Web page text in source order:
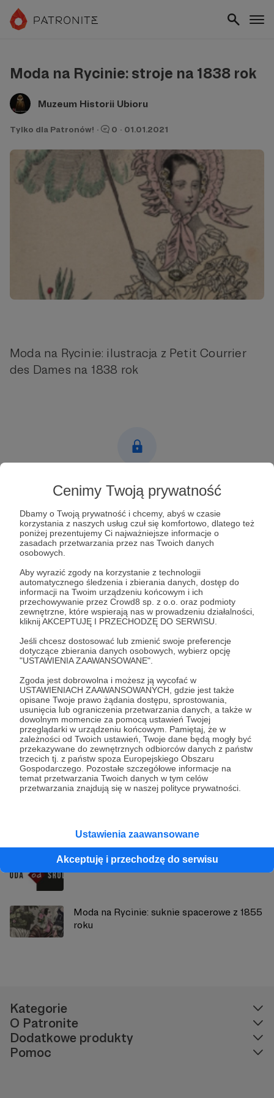
Cenimy Twoją prywatność
Dbamy o Twoją prywatność i chcemy, abyś w czasie
korzystania z naszych usług czuł się komfortowo, dlatego też
poniżej prezentujemy Ci najważniejsze informacje o
zasadach przetwarzania przez nas Twoich danych
osobowych.
Aby wyrazić zgody na korzystanie z technologii
automatycznego śledzenia i zbierania danych, dostęp do
informacji na Twoim urządzeniu końcowym i ich
przechowywanie przez Crowd8 sp. z o.o. oraz podmioty
zewnętrzne, które wspierają nas w prowadzeniu działalności,
kliknij AKCEPTUJĘ I PRZECHODZĘ DO SERWISU.
Jeśli chcesz dostosować lub zmienić swoje preferencje
dotyczące zbierania danych osobowych, wybierz opcję
"USTAWIENIA ZAAWANSOWANE".
Zgoda jest dobrowolna i możesz ją wycofać w
USTAWIENIACH ZAAWANSOWANYCH, gdzie jest także
opisane Twoje prawo żądania dostępu, sprostowania,
usunięcia lub ograniczenia przetwarzania danych, a także w
dowolnym momencie za pomocą ustawień Twojej
przeglądarki w urządzeniu końcowym. Pamiętaj, że w
zależności od Twoich ustawień, Twoje dane będą mogły być
przekazywane do zewnętrznych odbiorców danych z państw
trzecich tj. z państw spoza Europejskiego Obszaru
Gospodarczego. Pozostałe szczegółowe informacje na
temat przetwarzania Twoich danych w tym celów
przetwarzania znajdują się w naszej polityce prywatności.
Ustawienia zaawansowane
Akceptuję i przechodzę do serwisu
Moda na Rycinie: stroje na 1838 rok
Muzeum Historii Ubioru
Tylko dla Patronów! · 0 · 01.01.2021
Moda na Rycinie: ilustracja z Petit Courrier
des Dames na 1838 rok
Post dostępny tylko dla Patronów
Zostań Patronem
Zaloguj się
Udostępnij
Muzeum Historii Ubioru
Zobacz profil autora
Zobacz również
Środa od środka. Odsłona II
Moda na Rycinie: suknie spacerowe z 1855
roku
Kategorie
O Patronite
Dodatkowe produkty
Pomoc